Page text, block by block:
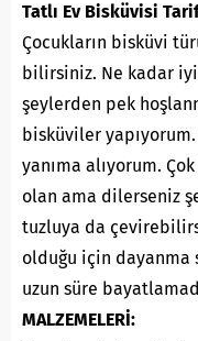
Tatlı Ev Bisküvisi
Çocukların bisküvi
bilirsiniz. Ne kadar
şeylerden pek
bisküviler
yanıma alıyorum.
olan ama dilerseniz
tuzluya da
olduğu için dayanma
uzun süre
MALZEMELERİ: